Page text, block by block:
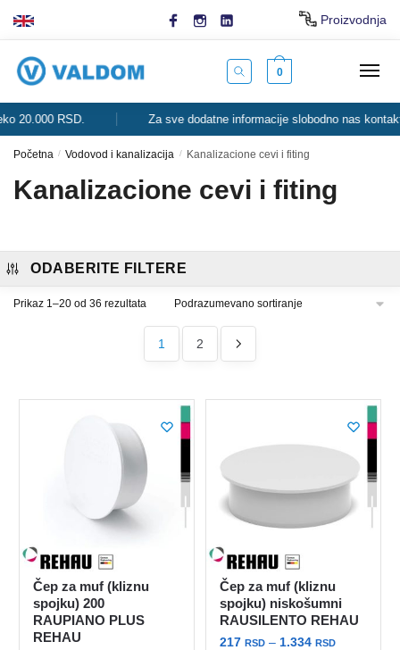
Proizvodnja
0
RSD. Za sve dodatne informacije slobodno nas kontaktirajte.
Početna / Vodovod i kanalizacija / Kanalizacione cevi i fiting
Kanalizacione cevi i fiting
ODABERITE FILTERE
Prikaz 1–20 od 36 rezultata
1 2
Čep za muf (kliznu
spojku) 200
RAUPIANO PLUS
REHAU
Čep za muf (kliznu
spojku) niskošumni
RAUSILENTO REHAU
217RSD – 1.334RSDRaspon